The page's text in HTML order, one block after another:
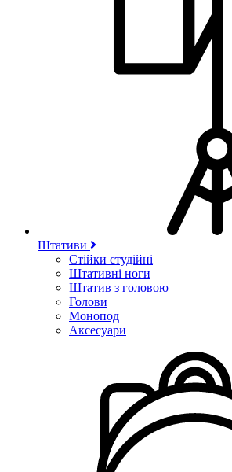
Штативи
Стійки студійні
Штативні ноги
Штатив з головою
Голови
Монопод
Аксесуари